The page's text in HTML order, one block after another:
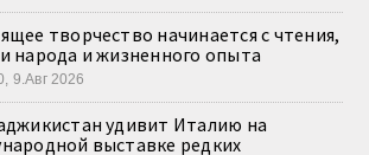
творчество начинается с чтения,
народа и жизненного опыта
9.Авг 2026
удивит Италию на
выставке редких